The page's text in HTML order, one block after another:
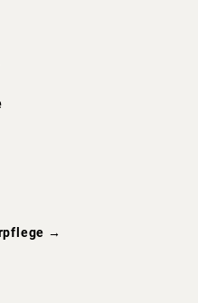
→